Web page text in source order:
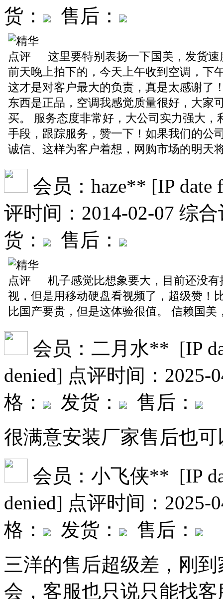
货：
售后：
这里要特别表扬一下国美，发货
前天晚上拍下的，今天上午收到空调，下
这才是对客户最大的负责，真是太感谢了
东西是正品，空调我感觉质量很好，大家
买。 服务态度非常好，大公司实力强大，
手段，跟踪服务，赞一下！如果我们的公
诚信、这样为客户着想，网购市场的明天
会员：haze** [IP date
评时间：2014-02-07 综合
货：
售后：
机子感觉比想象要大，目前还没有
视，但是用移动硬盘看视频了，超级赞！
比国产要贵，但是这体验很值。 信赖国美
会员：二月水** [IP
denied] 点评时间：2025-
格：
发货：
售后：
很满意安装厂家售后也
会员：小飞侠** [IP
denied] 点评时间：2025-
格：
发货：
售后：
三洋的售后超级差，刚
会，客服也只说只能找